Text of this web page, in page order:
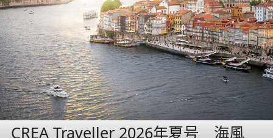
CREA Traveller 2026年夏号 海風